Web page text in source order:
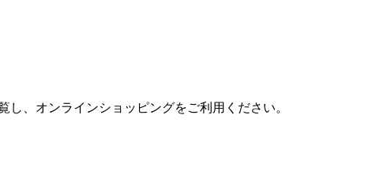
、オンラインショッピングをご利用ください。